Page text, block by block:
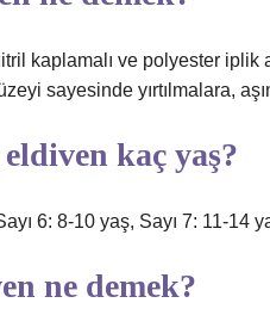
kaplamalı ve polyester iplik
sayesinde yırtılmalara,
kaç yaş?
6: 8-10 yaş, Sayı 7: 11-14
ne demek?